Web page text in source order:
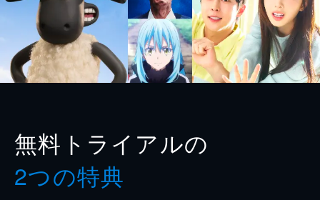
無料トライアルの
2つの特典